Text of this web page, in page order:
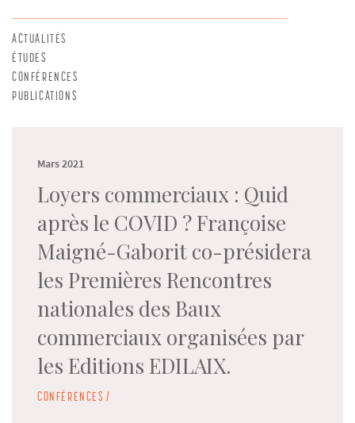
ACTUALITÉS
ÉTUDES
CONFÉRENCES
PUBLICATIONS
Mars 2021
Loyers commerciaux : Quid
après le COVID ? Françoise
Maigné-Gaborit co-présidera
les Premières Rencontres
nationales des Baux
commerciaux organisées par
les Editions EDILAIX.
CONFÉRENCES